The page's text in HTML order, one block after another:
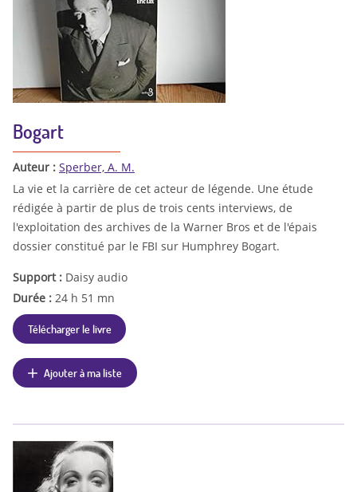
Bogart
Auteur : Sperber, A. M.
La vie et la carrière de cet acteur de légende. Une étude
rédigée à partir de plus de trois cents interviews, de
l'exploitation des archives de la Warner Bros et de l'épais
dossier constitué par le FBI sur Humphrey Bogart.
Support : Daisy audio
Durée : 24 h 51 mn
Télécharger le livre
Ajouter à ma liste